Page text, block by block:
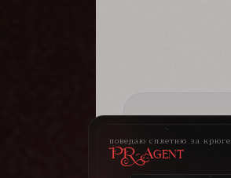
поведаю сплетню за крюге
PR-Agent